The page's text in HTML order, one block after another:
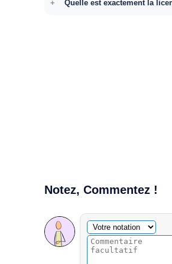
Quelle est exactement la
Notez, Commentez !
Commentaire facultatif
Votre notation